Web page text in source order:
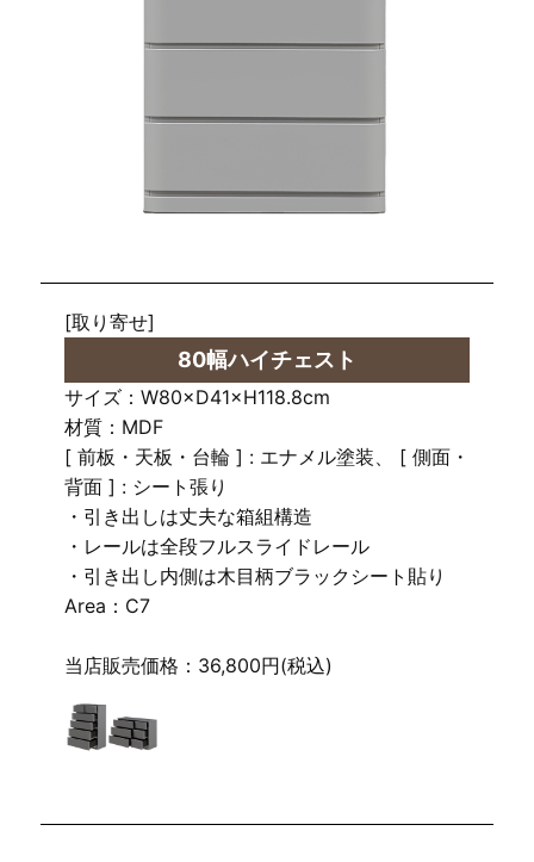
[取り寄せ]
80幅ハイチェスト
サイズ：W80×D41×H118.8cm
材質：MDF
[ 前板・天板・台輪 ] : エナメル塗装、 [ 側面・
背面 ] : シート張り
・引き出しは丈夫な箱組構造
・レールは全段フルスライドレール
・引き出し内側は木目柄ブラックシート貼り
Area：C7
当店販売価格：36,800円(税込)